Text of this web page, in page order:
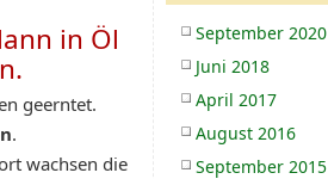
in Öl
geerntet.
.
wachsen die
September 2020
Juni 2018
April 2017
August 2016
September 2015